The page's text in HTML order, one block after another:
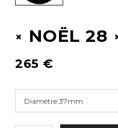
NOËL 28
265 €